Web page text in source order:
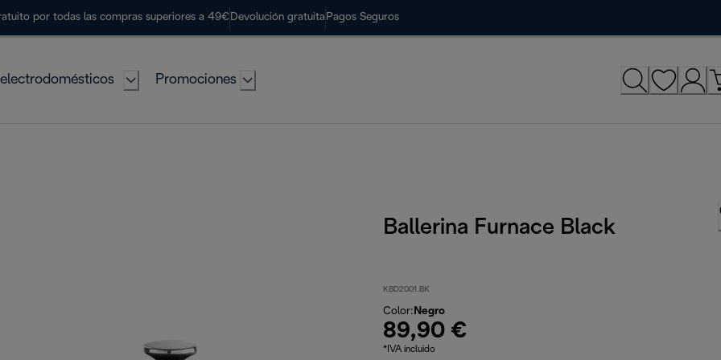
por todas las compras superiores a 49€ Devolución gratuita Pagos Seguros
Promociones
Ballerina Furnace Black
KBD2001.BK
Color: Negro
89,90 €
*IVA incluido